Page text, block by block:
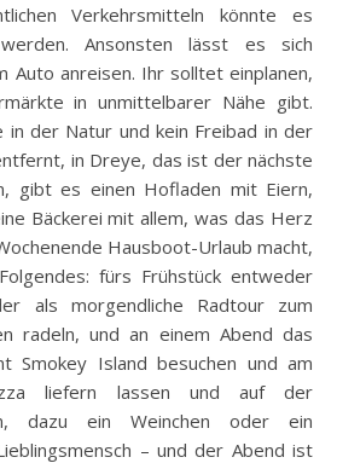
Verkehrsmitteln könnte es
Ansonsten lässt es sich
Auto anreisen. Ihr solltet einplanen,
in unmittelbarer Nähe gibt.
in der Natur und kein Freibad in der
in Dreye, das ist der nächste
gibt es einen Hofladen mit Eiern,
Bäckerei mit allem, was das Herz
Hausboot-Urlaub macht,
fürs Frühstück entweder
als morgendliche Radtour zum
radeln, und an einem Abend das
Smokey Island besuchen und am
liefern lassen und auf der
dazu ein Weinchen oder ein
– und der Abend ist